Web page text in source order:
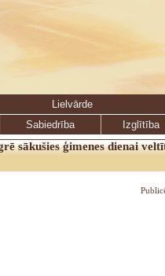
Lielvārde
Sabiedrība
Izglītība
sākušies ģimenes dienai